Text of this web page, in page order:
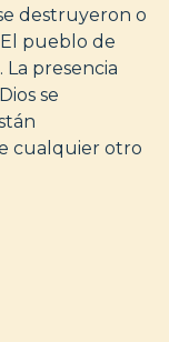
destruyeron o
pueblo de
presencia
se
cualquier otro